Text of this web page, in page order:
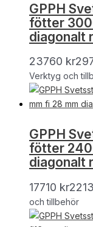
GPPH
fötter
diagonalt
23760 kr
Verktyg och
GPPH
fötter
diagonalt
17710 kr
och tillbehör